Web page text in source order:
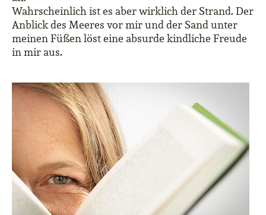
Wahrscheinlich ist es aber wirklich der Strand. Der
Anblick des Meeres vor mir und der Sand unter
meinen Füßen löst eine absurde kindliche Freude
in mir aus.